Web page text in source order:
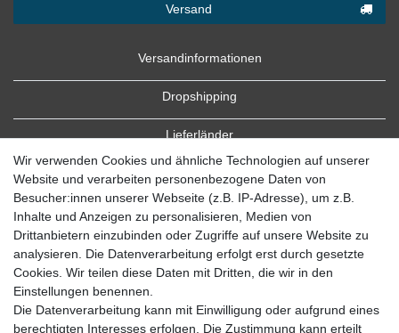
Versand
Versandinformationen
Dropshipping
Lieferländer
Zahlung
Zahlungsbedingungen
Wir verwenden Cookies und ähnliche Technologien auf unserer
Website und verarbeiten personenbezogene Daten von
Besucher:innen unserer Webseite (z.B. IP-Adresse), um z.B.
Inhalte und Anzeigen zu personalisieren, Medien von
Drittanbietern einzubinden oder Zugriffe auf unsere Website zu
analysieren. Die Datenverarbeitung erfolgt erst durch gesetzte
Cookies. Wir teilen diese Daten mit Dritten, die wir in den
Einstellungen benennen.
Die Datenverarbeitung kann mit Einwilligung oder aufgrund eines
berechtigten Interesses erfolgen. Die Zustimmung kann erteilt